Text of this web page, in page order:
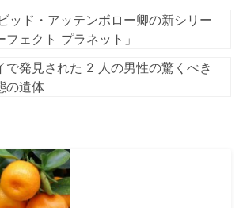
ッド・アッテンボロー卿の新シリー
フェクト プラネット」
で発見された 2 人の男性の驚くべき
の遺体